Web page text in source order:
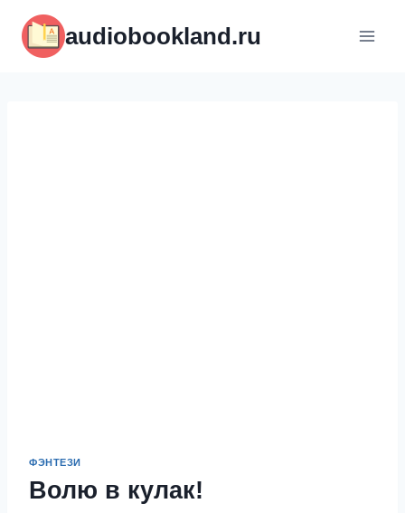
содержимому
audiobookland.ru
ФЭНТЕЗИ
Волю в кулак!